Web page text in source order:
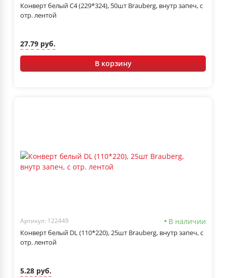
Конверт белый С4 (229*324), 50шт Brauberg, внутр запеч, с
отр. лентой
27.79 руб.
В корзину
Артикул: 122449 В наличии
Конверт белый DL (110*220), 25шт Brauberg, внутр запеч, с
отр. лентой
5.28 руб.